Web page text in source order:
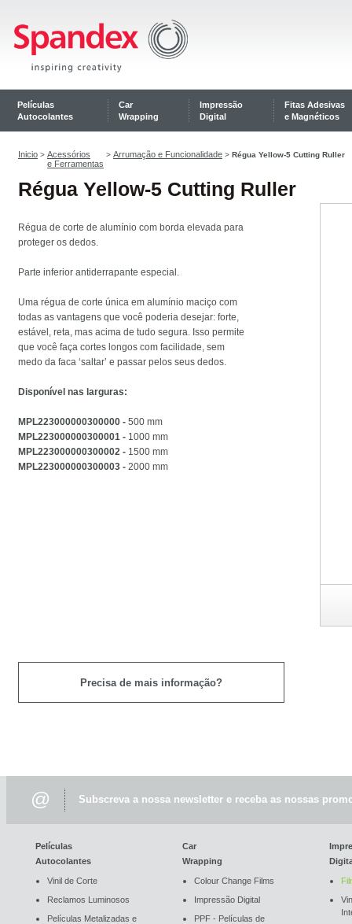
Películas
Autocolantes
Car
Wrapping
Impressão
Digital
Fitas Adesivas
e Magnéticos
Inicio > Acessórios
e Ferramentas
> Arrumação e Funcionalidade > Régua Yellow-5 Cutting Ruller
Régua Yellow-5 Cutting Ruller
Régua de corte de alumínio com borda elevada para
proteger os dedos.
Parte inferior antiderrapante especial.
Uma régua de corte única em alumínio maciço com
todas as vantagens que você poderia desejar: forte,
estável, reta, mas acima de tudo segura. Isso permite
que você faça cortes longos com facilidade, sem
medo da faca ‘saltar’ e passar pelos seus dedos.
Disponível nas larguras:
MPL223000000300000 - 500 mm
MPL223000000300001 - 1000 mm
MPL223000000300002 - 1500 mm
MPL223000000300003 - 2000 mm
Precisa de mais informação?
@ Subscreva a nossa newsletter e receba as nossas
Películas
Autocolantes
Vinil de Corte
Reclamos Luminosos
Películas Metalizadas e
Car
Wrapping
Colour Change Films
Impressão Digital
PPF - Películas de